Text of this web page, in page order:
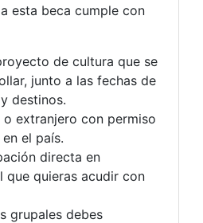
esta beca cumple con
de cultura que se
junto a las fechas de
destinos.
o extranjero con permiso
el país.
directa en
que quieras acudir con
grupales debes